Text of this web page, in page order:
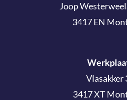
Joop
3417 EN
Vlasakker
3417 XT